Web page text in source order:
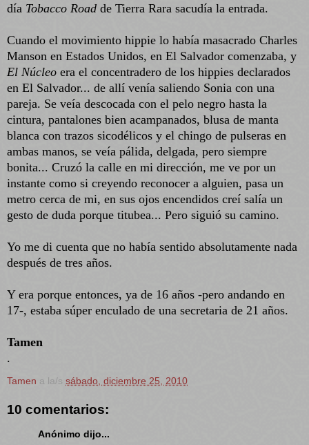
día Tobacco Road de Tierra Rara sacudía la entrada.
Cuando el movimiento hippie lo había masacrado Charles
Manson en Estados Unidos, en El Salvador comenzaba, y
El Núcleo era el concentradero de los hippies declarados
en El Salvador... de allí venía saliendo Sonia con una
pareja. Se veía descocada con el pelo negro hasta la
cintura, pantalones bien acampanados, blusa de manta
blanca con trazos sicodélicos y el chingo de pulseras en
ambas manos, se veía pálida, delgada, pero siempre
bonita... Cruzó la calle en mi dirección, me ve por un
instante como si creyendo reconocer a alguien, pasa un
metro cerca de mi, en sus ojos encendidos creí salía un
gesto de duda porque titubea... Pero siguió su camino.
Yo me di cuenta que no había sentido absolutamente nada
después de tres años.
Y era porque entonces, ya de 16 años -pero andando en
17-, estaba súper enculado de una secretaria de 21 años.
Tamen
.
Tamen a la/s sábado, diciembre 25, 2010
10 comentarios:
Anónimo dijo...